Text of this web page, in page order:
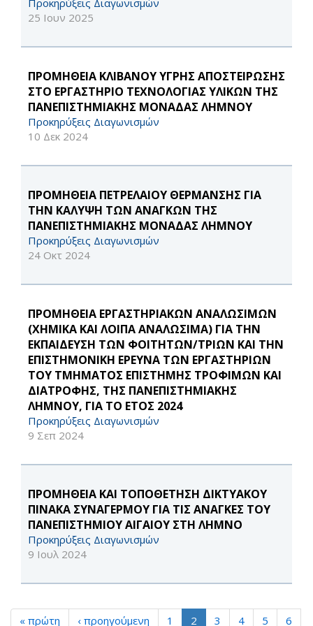
Προκηρύξεις Διαγωνισμών
25 Ιουν 2025
ΠΡΟΜΗΘΕΙΑ ΚΛΙΒΑΝΟΥ ΥΓΡΗΣ ΑΠΟΣΤΕΙΡΩΣΗΣ
ΣΤΟ ΕΡΓΑΣΤΗΡΙΟ ΤΕΧΝΟΛΟΓΙΑΣ ΥΛΙΚΩΝ ΤΗΣ
ΠΑΝΕΠΙΣΤΗΜΙΑΚΗΣ ΜΟΝΑΔΑΣ ΛΗΜΝΟΥ
Προκηρύξεις Διαγωνισμών
10 Δεκ 2024
ΠΡΟΜΗΘΕΙΑ ΠΕΤΡΕΛΑΙΟΥ ΘΕΡΜΑΝΣΗΣ ΓΙΑ
ΤΗΝ ΚΑΛΥΨΗ ΤΩΝ ΑΝΑΓΚΩΝ ΤΗΣ
ΠΑΝΕΠΙΣΤΗΜΙΑΚΗΣ ΜΟΝΑΔΑΣ ΛΗΜΝΟΥ
Προκηρύξεις Διαγωνισμών
24 Οκτ 2024
ΠΡΟΜΗΘΕΙΑ ΕΡΓΑΣΤΗΡΙΑΚΩΝ ΑΝΑΛΩΣΙΜΩΝ
(ΧΗΜΙΚΑ ΚΑΙ ΛΟΙΠΑ ΑΝΑΛΩΣΙΜΑ) ΓΙΑ ΤΗΝ
ΕΚΠΑΙΔΕΥΣΗ ΤΩΝ ΦΟΙΤΗΤΩΝ/ΤΡΙΩΝ ΚΑΙ ΤΗΝ
ΕΠΙΣΤΗΜΟΝΙΚΗ ΕΡΕΥΝΑ ΤΩΝ ΕΡΓΑΣΤΗΡΙΩΝ
ΤΟΥ ΤΜΗΜΑΤΟΣ ΕΠΙΣΤΗΜΗΣ ΤΡΟΦΙΜΩΝ ΚΑΙ
ΔΙΑΤΡΟΦΗΣ, ΤΗΣ ΠΑΝΕΠΙΣΤΗΜΙΑΚΗΣ
ΛΗΜΝΟΥ, ΓΙΑ ΤΟ ΕΤΟΣ 2024
Προκηρύξεις Διαγωνισμών
9 Σεπ 2024
ΠΡΟΜΗΘΕΙΑ ΚΑΙ ΤΟΠΟΘΕΤΗΣΗ ΔΙΚΤΥΑΚΟΥ
ΠΙΝΑΚΑ ΣΥΝΑΓΕΡΜΟΥ ΓΙΑ ΤΙΣ ΑΝΑΓΚΕΣ ΤΟΥ
ΠΑΝΕΠΙΣΤΗΜΙΟΥ ΑΙΓΑΙΟΥ ΣΤΗ ΛΗΜΝΟ
Προκηρύξεις Διαγωνισμών
9 Ιουλ 2024
« πρώτη ‹ προηγούμενη 1 2 3 4 5
6